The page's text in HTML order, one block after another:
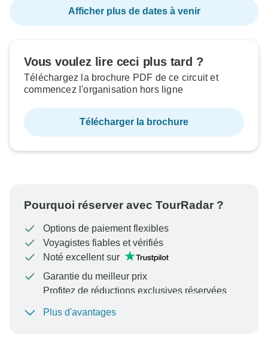
Afficher plus de dates à venir
Vous voulez lire ceci plus tard ?
Téléchargez la brochure PDF de ce circuit et
commencez l'organisation hors ligne
Télécharger la brochure
Pourquoi réserver avec TourRadar ?
Options de paiement flexibles
Voyagistes fiables et vérifiés
Noté excellent sur
Garantie du meilleur prix
Profitez de réductions exclusives réservées
Plus d'avantages